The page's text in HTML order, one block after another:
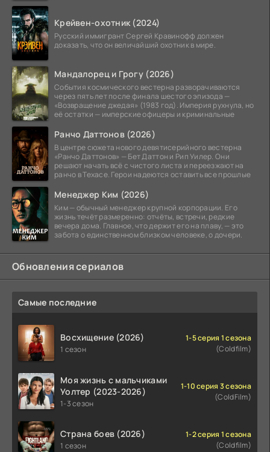
Крейвен-охотник (2024)
Русский иммигрант Сергей Кравинофф должен
доказать, что он величайший охотник в мире.
Мандалорец и Грогу (2026)
События космического вестерна разворачиваются
через пять лет после финала шестого эпизода —
«Возвращение джедая» (1983 год). Империя рухнула, но
её остатки — имперские офицеры и криминальные
Ранчо Даттонов (2026)
В центре сюжета нового девятисерийного вестерна
«Ранчо Даттонов» — Бет Даттон и Рип Уилер. Они
решают начать всё с чистого листа и переезжают на
ранчо в Техасе. Герои надеются оставить все прошлые
Менеджер Ким (2026)
Ким — обычный менеджер крупной корпорации. Его
жизнь течёт размеренно: отчёты, встречи, редкие
вечера дома. Главное, что держит его на плаву, — это
забота о единственном близком человеке, о дочери.
Обновления сериалов
Самые последние
Восхищение (2026)
1 сезон
1-5 серия 1 сезона
(Coldfilm)
Моя жизнь с мальчиками
Уолтер (2023-2026)
1-3 сезон
1-10 серия 3 сезона
(ColdFilm)
Страна боев (2026)
1 сезон
1-2 серия 1 сезона
(Coldfilm)